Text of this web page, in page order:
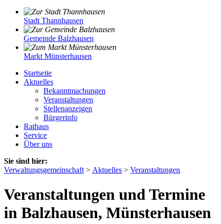
Stadt Thannhausen
Gemeinde Balzhausen
Markt Münsterhausen
Startseite
Aktuelles
Bekanntmachungen
Veranstaltungen
Stellenanzeigen
Bürgerinfo
Rathaus
Service
Über uns
Sie sind hier:
Verwaltungsgemeinschaft > Aktuelles > Veranstaltungen
Veranstaltungen und Termine
in Balzhausen, Münsterhausen